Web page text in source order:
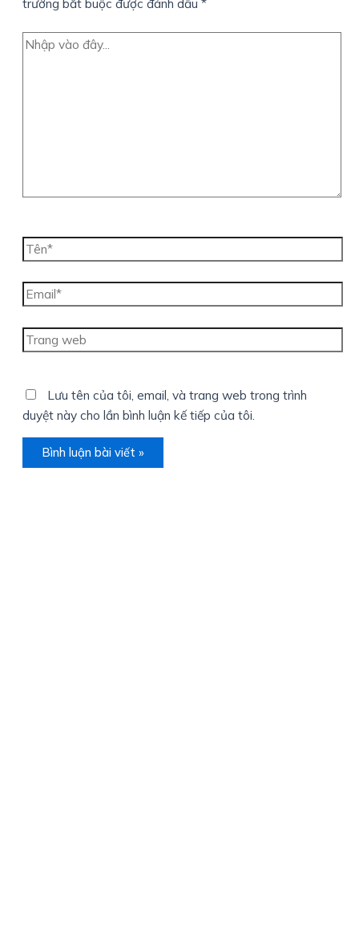
Nhập
Tên*
Email*
Trang
web
Lưu tên của tôi, email, và trang web trong trình
duyệt này cho lần bình luận kế tiếp của tôi.